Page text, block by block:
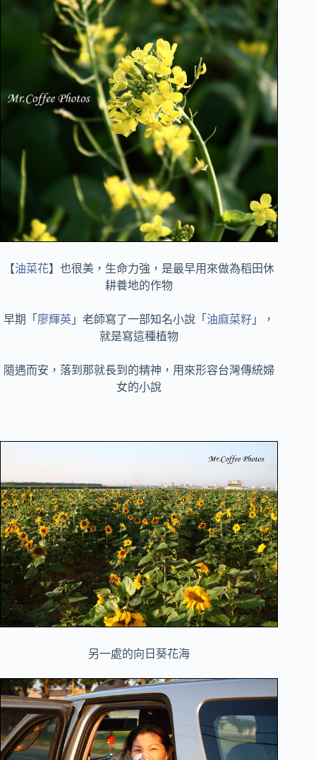
【油菜花】也很美，生命力強，是最早用來做為稻田休
耕養地的作物
早期「 廖輝英 」老師寫了一部知名小說「 油麻菜籽 」，
就是寫這種植物
隨遇而安，落到那就長到的精神，用來形容台灣傳統婦
女的小說
另一處的向日葵花海